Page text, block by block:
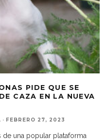
PIDE QUE SE
CAZA EN LA NUEVA
· FEBRERO 27, 2023
de una popular plataforma